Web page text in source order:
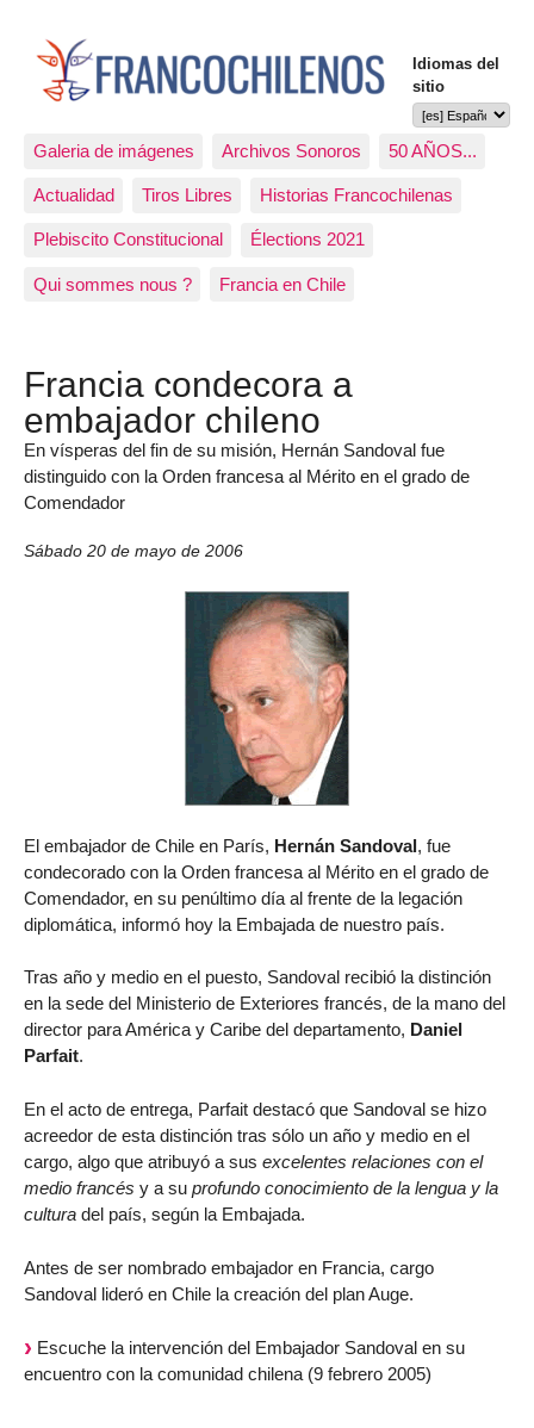
Idiomas del
sitio
Galeria de imágenes Archivos Sonoros 50 AÑOS...
Actualidad Tiros Libres Historias Francochilenas
Plebiscito Constitucional Élections 2021
Qui sommes nous ? Francia en Chile
Francia condecora a
embajador chileno
En vísperas del fin de su misión, Hernán Sandoval fue
distinguido con la Orden francesa al Mérito en el grado de
Comendador
Sábado 20 de mayo de 2006
El embajador de Chile en París, Hernán Sandoval, fue
condecorado con la Orden francesa al Mérito en el grado de
Comendador, en su penúltimo día al frente de la legación
diplomática, informó hoy la Embajada de nuestro país.
Tras año y medio en el puesto, Sandoval recibió la distinción
en la sede del Ministerio de Exteriores francés, de la mano del
director para América y Caribe del departamento, Daniel
Parfait.
En el acto de entrega, Parfait destacó que Sandoval se hizo
acreedor de esta distinción tras sólo un año y medio en el
cargo, algo que atribuyó a sus excelentes relaciones con el
medio francés y a su profundo conocimiento de la lengua y la
cultura del país, según la Embajada.
Antes de ser nombrado embajador en Francia, cargo
Sandoval lideró en Chile la creación del plan Auge.
Escuche la intervención del Embajador Sandoval en su
encuentro con la comunidad chilena (9 febrero 2005)